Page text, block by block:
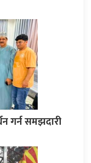
गर्न समझदारी